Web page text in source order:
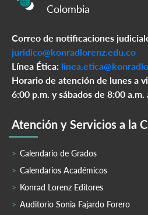
Colombia
Correo de notificaciones
juridico@konradlorenz.edu.co
Línea Ética:
Horario de atención de lunes a
6:00 p.m. y sábados de 8:00 a.m.
Atención y Servicios a la
Calendario de Grados
Calendarios Académicos
Konrad Lorenz Editores
Auditorio Sonia Fajardo Forero